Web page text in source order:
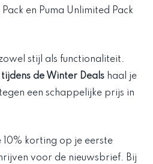
en Puma Unlimited Pack
stijl als functionaliteit.
de Winter Deals haal je
een schappelijke prijs in
10% korting op je eerste
voor de nieuwsbrief. Bij